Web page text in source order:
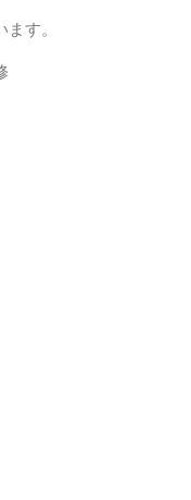
す。